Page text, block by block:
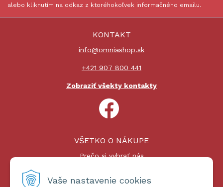
Vaše nastavenie cookies
alebo kliknutím na odkaz z ktoréhokoľvek informačného emailu.
KONTAKT
info@omniashop.sk
+421 907 800 441
Zobraziť všekty kontakty
VŠETKO O NÁKUPE
Prečo si vybrať nás
Platby a doprava